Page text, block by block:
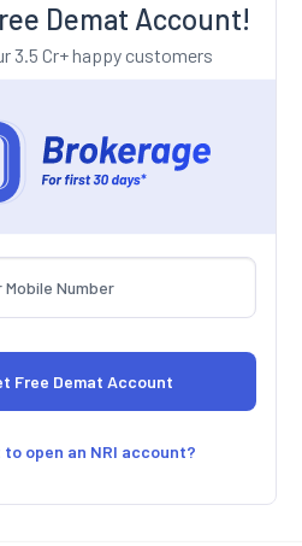
Demat Account!
3.5 Cr+ happy customers
to open an NRI account?